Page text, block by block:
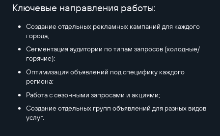
Ключевые направления работы:
Создание отдельных рекламных кампаний для каждого
города;
Сегментация аудитории по типам запросов (холодные/
горячие);
Оптимизация объявлений под специфику каждого
региона;
Работа с сезонными запросами и акциями;
Создание отдельных групп объявлений для разных видов
услуг.